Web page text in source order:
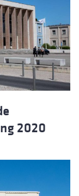
2020